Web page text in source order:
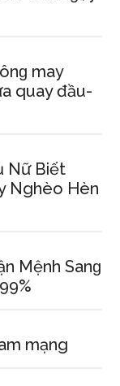
may
quay đầu-
Nữ Biết
Nghèo Hèn
Mệnh Sanɡ
mạng